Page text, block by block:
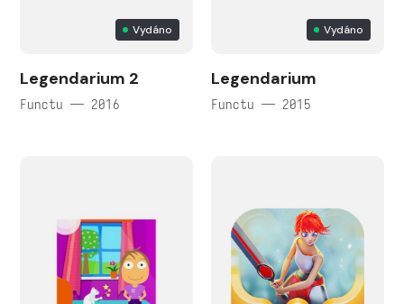
Vydáno
Legendarium 2
Functu — 2016
Vydáno
Legendarium
Functu — 2015